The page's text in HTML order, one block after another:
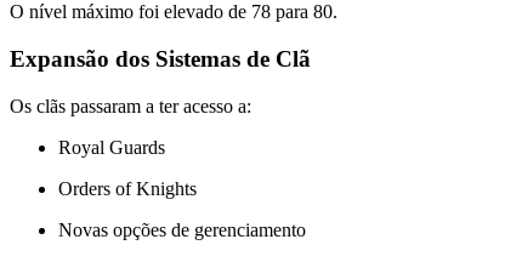
O nível máximo foi elevado de 78 para 80.
Expansão dos Sistemas de Clã
Os clãs passaram a ter acesso a:
Royal Guards
Orders of Knights
Novas opções de gerenciamento